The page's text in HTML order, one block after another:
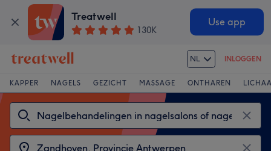
Treatwell
130K
Use app
NL INLOGGEN
KAPPER NAGELS GEZICHT MASSAGE ONTHAREN